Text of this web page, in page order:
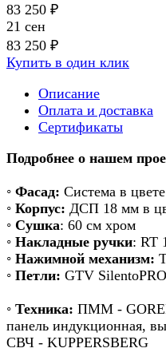
83 250 ₽
21 сен
83 250 ₽
Купить в один клик
Описание
Оплата и доставка
Сертификаты
Подробнее о нашем
◦ Фасад: Система в
◦ Корпус: ДСП 18 мм в
◦ Сушка: 60 см хром
◦ Накладные ручки: RT
◦ Нажимной механизм:
◦ Петли: GTV SilentoPRO
◦ Техника: ПММ -
панель индукционная,
СВЧ - KUPPERSBERG